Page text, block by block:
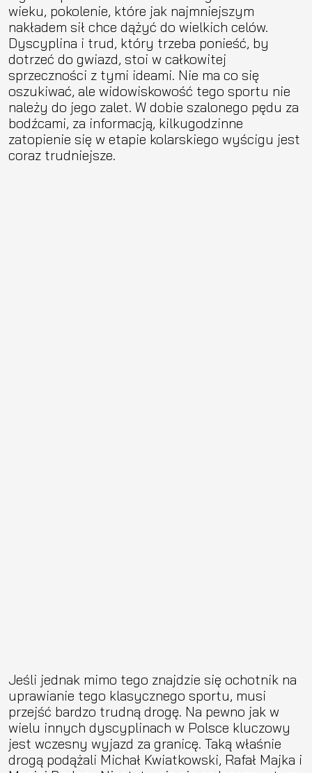
wieku, pokolenie, które jak najmniejszym
nakładem sił chce dążyć do wielkich celów.
Dyscyplina i trud, który trzeba ponieść, by
dotrzeć do gwiazd, stoi w całkowitej
sprzeczności z tymi ideami. Nie ma co się
oszukiwać, ale widowiskowość tego sportu nie
należy do jego zalet. W dobie szalonego pędu za
bodźcami, za informacją, kilkugodzinne
zatopienie się w etapie kolarskiego wyścigu jest
coraz trudniejsze.
Jeśli jednak mimo tego znajdzie się ochotnik na
uprawianie tego klasycznego sportu, musi
przejść bardzo trudną drogę. Na pewno jak w
wielu innych dyscyplinach w Polsce kluczowy
jest wczesny wyjazd za granicę. Taką właśnie
drogą podążali Michał Kwiatkowski, Rafał Majka i